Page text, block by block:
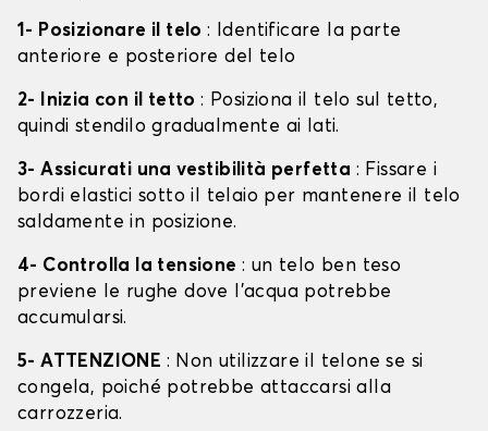
1- Posizionare il telo: Identificare la parte
anteriore e posteriore del telo
2- Inizia con il tetto: Posiziona il telo sul tetto,
quindi stendilo gradualmente ai lati.
3- Assicurati una vestibilità perfetta : Fissare i
bordi elastici sotto il telaio per mantenere il telo
saldamente in posizione.
4- Controlla la tensione : un telo ben teso
previene le rughe dove l'acqua potrebbe
accumularsi.
5- ATTENZIONE : Non utilizzare il telone se si
congela, poiché potrebbe attaccarsi alla
carrozzeria.